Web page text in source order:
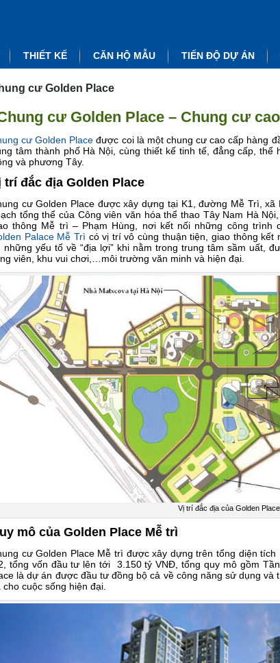
THIẾT KẾ CĂN HỘ MẪU TIẾN ĐỘ DỰ ÁN
cư Golden Place
cư Golden Place – Chung cư
cư Golden Place được coi là một chung cư cao cấp hàng
tâm thành phố Hà Nội, cùng thiết kế tinh tế, đẳng cấp,
và phương Tây.
trí đắc địa Golden Place
cư Golden Place được xây dựng tại K1, đường Mễ Trì,
tổng thể của Công viên văn hóa thể thao Tây Nam Hà
thông Mễ trì – Phạm Hùng, nơi kết nối những công trình
Palace Mễ Trì có vị trí vô cùng thuận tiện, giao thông kết
những yếu tố về “địa lợi” khi nằm trong trung tâm sầm uất,
viên, khu vui chơi,…môi trường văn minh và hiện đại.
Vị trí đắc địa của Golden
mô của Golden Place Mễ trì
cư Golden Place Mễ trì được xây dựng trên tổng diện
tổng vốn đầu tư lên tới 3.150 tỷ VNĐ, tổng quy mô gồm
là dự án được đầu tư đồng bộ cả về công năng sử dụng
cho cuộc sống hiện đại.